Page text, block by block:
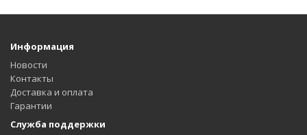
Информация
Новости
Контакты
Доставка и оплата
Гарантии
Служба поддержки